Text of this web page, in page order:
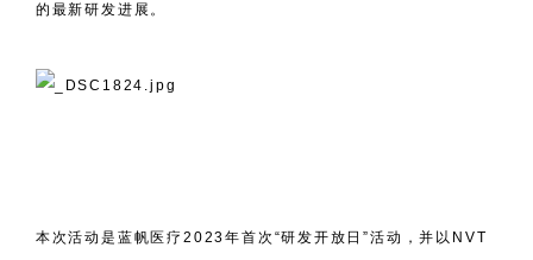
的最新研发进展。
本次活动是蓝帆医疗2023年首次“研发开放日”活动，并以NVT